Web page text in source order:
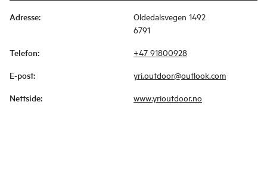
Adresse:
Oldedalsvegen 1492
6791
Telefon: +47 91800928
E-post: yri.outdoor@outlook.com
Nettside: www.yrioutdoor.no